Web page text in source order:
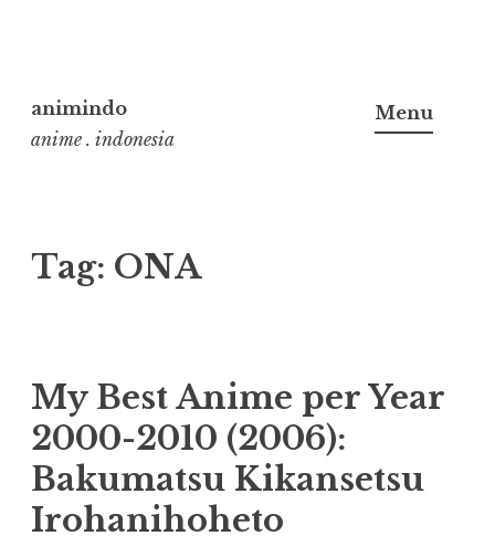
to
content
animindo
anime . indonesia
Menu
Tag: ONA
My Best Anime per Year
2000-2010 (2006):
Bakumatsu Kikansetsu
Irohanihoheto